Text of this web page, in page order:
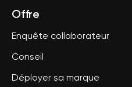
Offre
Enquête collaborateur
Conseil
Déployer sa marque